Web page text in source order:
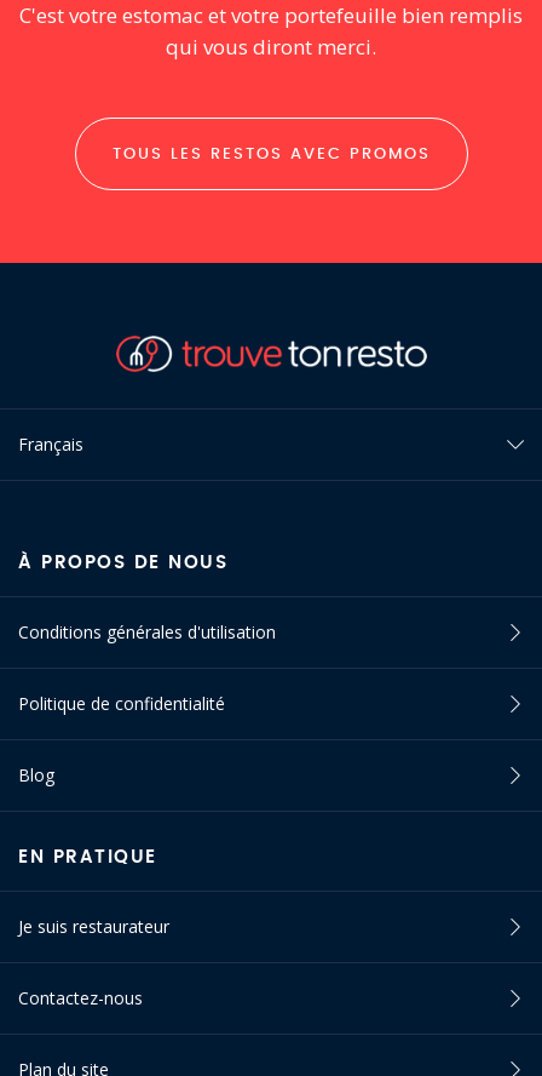
C'est votre estomac et votre portefeuille bien remplis
qui vous diront merci.
TOUS LES RESTOS AVEC PROMOS
Français
À PROPOS DE NOUS
Conditions générales d'utilisation
Politique de confidentialité
Blog
EN PRATIQUE
Je suis restaurateur
Contactez-nous
Plan du site